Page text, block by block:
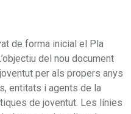
de forma inicial el Pla
del nou document
per als propers anys
entitats i agents de la
de joventut. Les línies